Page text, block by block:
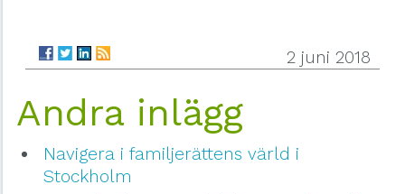
2 juni 2018
Andra inlägg
Navigera i familjerättens värld i
Stockholm